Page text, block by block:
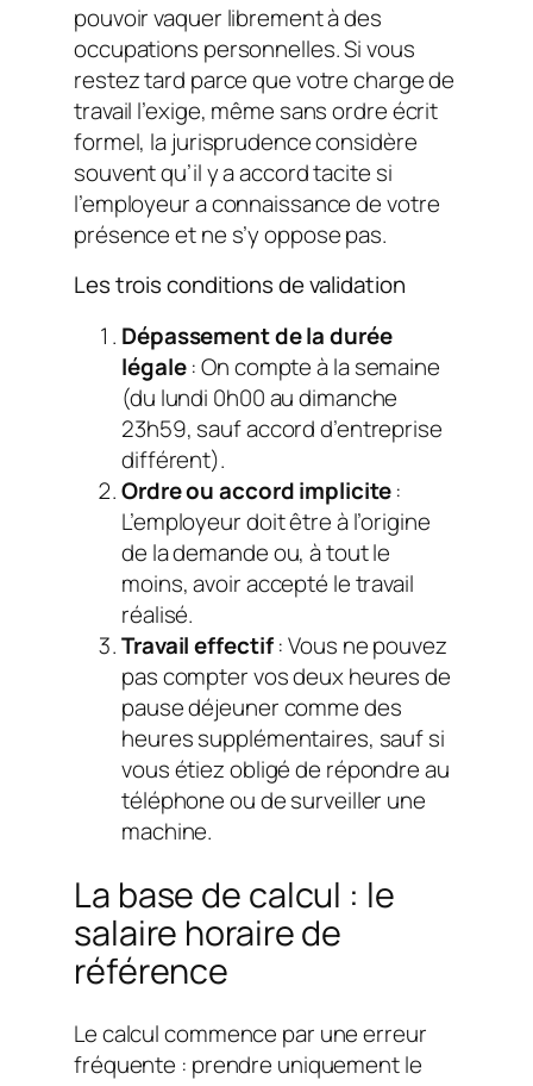
pouvoir vaquer librement à des
occupations personnelles. Si vous
restez tard parce que votre charge de
travail l’exige, même sans ordre écrit
formel, la jurisprudence considère
souvent qu’il y a accord tacite si
l’employeur a connaissance de votre
présence et ne s’y oppose pas.
Les trois conditions de validation
Dépassement de la durée
légale: On compte à la semaine
(du lundi 0h00 au dimanche
23h59, sauf accord d’entreprise
différent).
Ordre ou accord implicite:
L’employeur doit être à l’origine
de la demande ou, à tout le
moins, avoir accepté le travail
réalisé.
Travail effectif: Vous ne pouvez
pas compter vos deux heures de
pause déjeuner comme des
heures supplémentaires, sauf si
vous étiez obligé de répondre au
téléphone ou de surveiller une
machine.
La base de calcul : le
salaire horaire de
référence
Le calcul commence par une erreur
fréquente : prendre uniquement le